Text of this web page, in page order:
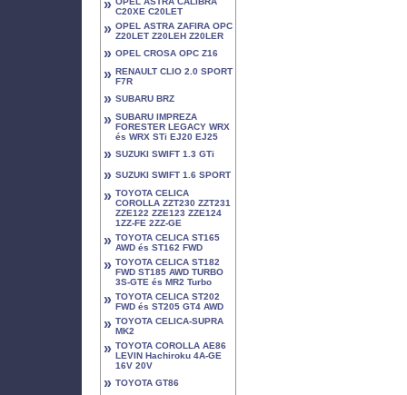
» C20XE C20LET
» OPEL ASTRA ZAFIRA OPC
Z20LET Z20LEH Z20LER
» OPEL CROSA OPC Z16
» RENAULT CLIO 2.0 SPORT
F7R
» SUBARU BRZ
» SUBARU IMPREZA
FORESTER LEGACY WRX
és WRX STi EJ20 EJ25
» SUZUKI SWIFT 1.3 GTi
» SUZUKI SWIFT 1.6 SPORT
» TOYOTA CELICA
COROLLA ZZT230 ZZT231
ZZE122 ZZE123 ZZE124
1ZZ-FE 2ZZ-GE
» TOYOTA CELICA ST165
AWD és ST162 FWD
» TOYOTA CELICA ST182
FWD ST185 AWD TURBO
3S-GTE és MR2 Turbo
» TOYOTA CELICA ST202
FWD és ST205 GT4 AWD
» TOYOTA CELICA-SUPRA
MK2
» TOYOTA COROLLA AE86
LEVIN Hachiroku 4A-GE
16V 20V
» TOYOTA GT86